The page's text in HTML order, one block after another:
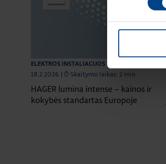
ELEKTROS INSTALIACIJOS GAMINIAI
18.2.2026 | Skaitymo laikas: 2 min
HAGER lumina intense – kainos ir
kokybės standartas Europoje